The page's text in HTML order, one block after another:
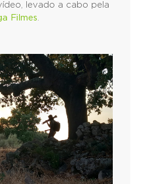
levado a cabo pela
Filmes.